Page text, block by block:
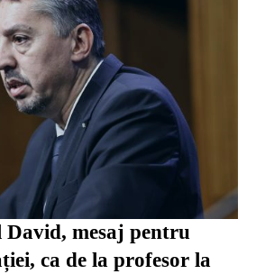
ca de la profesor la